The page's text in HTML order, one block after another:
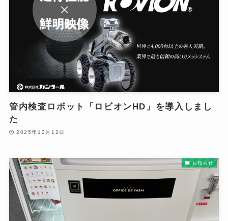
管内検査ロボット「ロビオンHD」を導入しまし
た
2025年12月12日
お知らせ